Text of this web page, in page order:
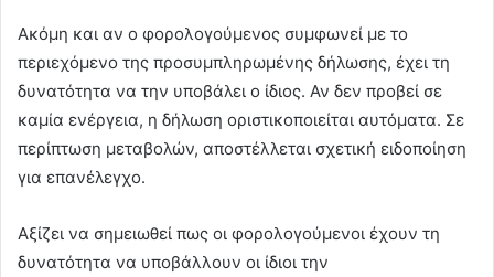
Ακόμη και αν ο φορολογούμενος συμφωνεί με το
περιεχόμενο της προσυμπληρωμένης δήλωσης, έχει τη
δυνατότητα να την υποβάλει ο ίδιος. Αν δεν προβεί σε
καμία ενέργεια, η δήλωση οριστικοποιείται αυτόματα. Σε
περίπτωση μεταβολών, αποστέλλεται σχετική ειδοποίηση
για επανέλεγχο.
Αξίζει να σημειωθεί πως οι φορολογούμενοι έχουν τη
δυνατότητα να υποβάλλουν οι ίδιοι την